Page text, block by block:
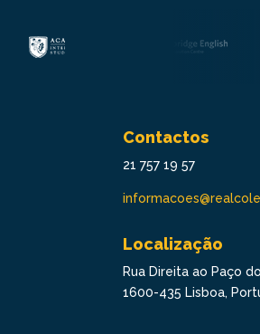
Contactos
21 757 19 57
Localização
Rua Direita ao Paço
1600-435 Lisboa,